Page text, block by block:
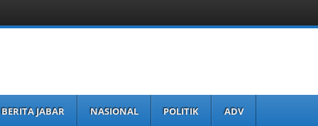
BERITA JABAR NASIONAL POLITIK ADV